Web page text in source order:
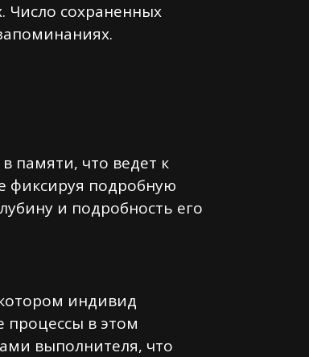
сохраненных
памяти, что ведет к
фиксируя подробную
и подробность его
индивид
процессы в этом
выполнителя, что